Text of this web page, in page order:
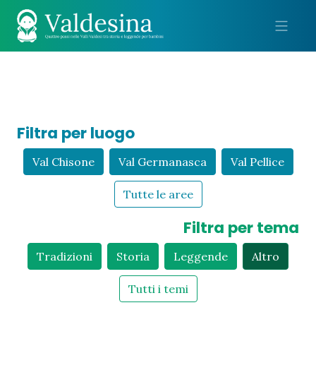
Filtra per luogo
Val Chisone Val Germanasca Val Pellice
Tutte le aree
Filtra per tema
Tradizioni Storia Leggende Altro
Tutti i temi